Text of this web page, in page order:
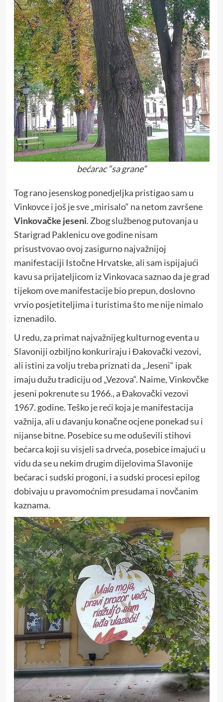
bećarac “sa grane”
Tog rano jesenskog ponedjeljka pristigao sam u
Vinkovce i još je sve „mirisalo“ na netom završene
Vinkovačke jeseni. Zbog službenog putovanja u
Starigrad Paklenicu ove godine nisam
prisustvovao ovoj zasigurno najvažnijoj
manifestaciji Istočne Hrvatske, ali sam ispijajući
kavu sa prijateljicom iz Vinkovaca saznao da je grad
tijekom ove manifestacije bio prepun, doslovno
vrvio posjetiteljima i turistima što me nije nimalo
iznenadilo.
U redu, za primat najvažnijeg kulturnog eventa u
Slavoniji ozbiljno konkuriraju i Đakovački vezovi,
ali istini za volju treba priznati da „Jeseni“ ipak
imaju dužu tradiciju od „Vezova“. Naime, Vinkovčke
jeseni pokrenute su 1966., a Đakovački vezovi
1967. godine. Teško je reći koja je manifestacija
važnija, ali u davanju konačne ocjene ponekad su i
nijanse bitne. Posebice su me oduševili stihovi
bećarca koji su visjeli sa drveća, posebice imajući u
vidu da se u nekim drugim dijelovima Slavonije
bećarac i sudski progoni, i a sudski procesi epilog
dobivaju u pravomoćnim presudama i novčanim
kaznama.